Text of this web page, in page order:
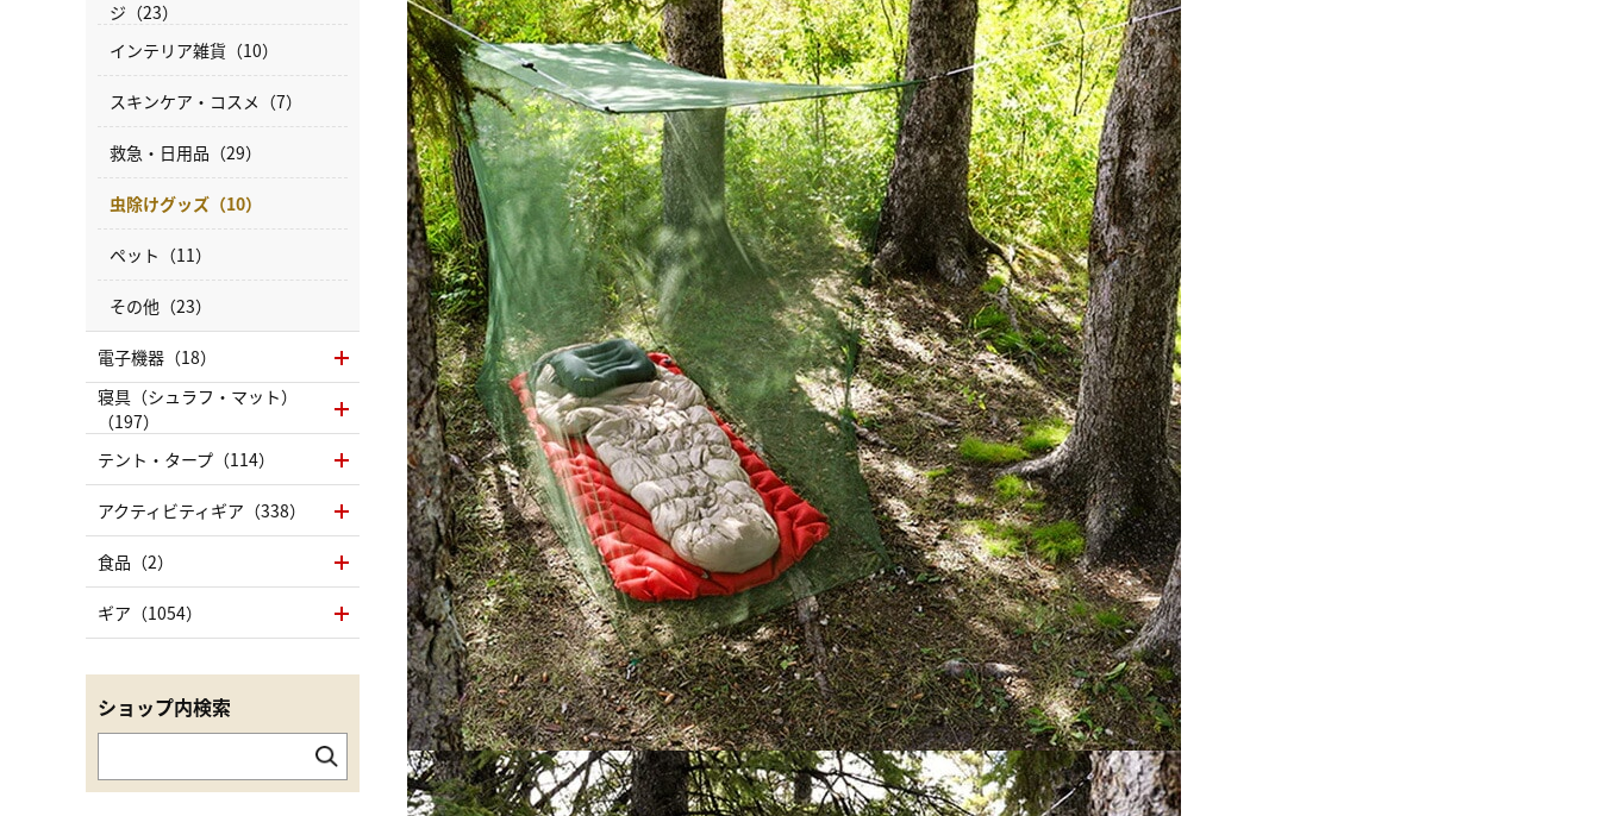
ジ（23）
インテリア雑貨（10）
スキンケア・コスメ（7）
救急・日用品（29）
虫除けグッズ（10）
ペット（11）
その他（23）
電子機器（18）
寝具（シュラフ・マット）
（197）
テント・タープ（114）
アクティビティギア（338）
食品（2）
ギア（1054）
ショップ内検索